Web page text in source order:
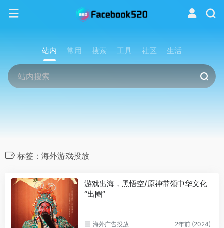
站内 常用 搜索 工具 社区 生活
标签：海外游戏投放
游戏出海，黑悟空/原神带领中华文化
“出圈”
海外广告投放 2年前 (2024)